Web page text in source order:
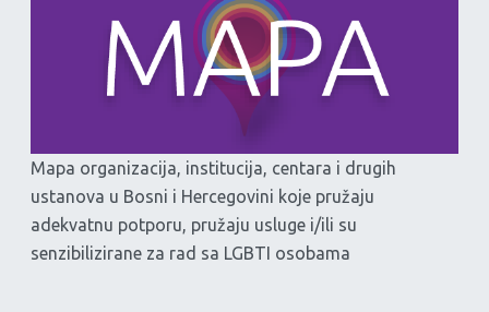
Mapa organizacija, institucija, centara i drugih
ustanova u Bosni i Hercegovini koje pružaju
adekvatnu potporu, pružaju usluge i/ili su
senzibilizirane za rad sa LGBTI osobama